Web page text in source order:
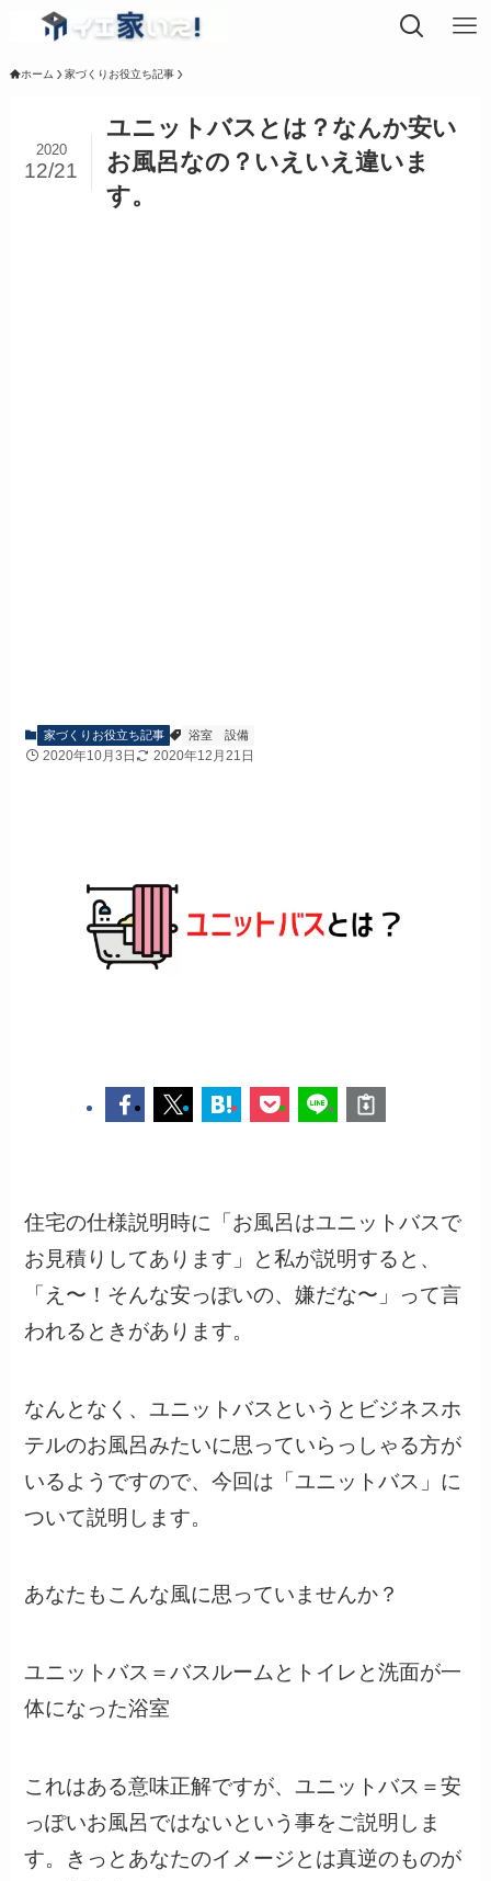
ホーム 家づくりお役立ち記事
ユニットバスとは？なんか安い
お風呂なの？いえいえ違いま
す。
2020
12/21
家づくりお役立ち記事 浴室 設備
2020年10月3日 2020年12月21日
住宅の仕様説明時に「お風呂はユニットバスで
お見積りしてあります」と私が説明すると、
「え〜！そんな安っぽいの、嫌だな〜」って言
われるときがあります。
なんとなく、ユニットバスというとビジネスホ
テルのお風呂みたいに思っていらっしゃる方が
いるようですので、今回は「ユニットバス」に
ついて説明します。
あなたもこんな風に思っていませんか？
ユニットバス＝バスルームとトイレと洗面が一
体になった浴室
これはある意味正解ですが、ユニットバス＝安
っぽいお風呂ではないという事をご説明しま
す。きっとあなたのイメージとは真逆のものが